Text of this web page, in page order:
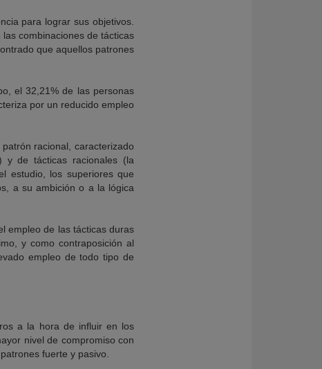
para lograr sus objetivos.
combinaciones de tácticas
que aquellos patrones
el 32,21% de las personas
por un reducido empleo
racional, caracterizado
y de tácticas racionales (la
estudio, los superiores que
a su ambición o a la lógica
empleo de las tácticas duras
y como contraposición al
empleo de todo tipo de
a la hora de influir en los
nivel de compromiso con
fuerte y pasivo.